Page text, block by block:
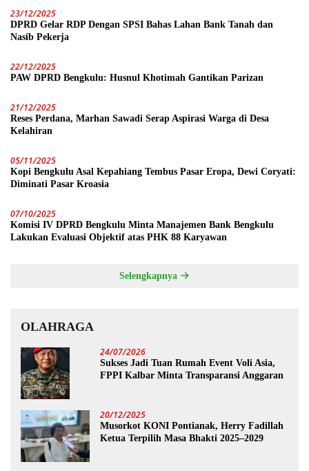
23/12/2025
DPRD Gelar RDP Dengan SPSI Bahas Lahan Bank Tanah dan
Nasib Pekerja
22/12/2025
PAW DPRD Bengkulu: Husnul Khotimah Gantikan Parizan
21/12/2025
Reses Perdana, Marhan Sawadi Serap Aspirasi Warga di Desa
Kelahiran
05/11/2025
Kopi Bengkulu Asal Kepahiang Tembus Pasar Eropa, Dewi Coryati:
Diminati Pasar Kroasia
07/10/2025
Komisi IV DPRD Bengkulu Minta Manajemen Bank Bengkulu
Lakukan Evaluasi Objektif atas PHK 88 Karyawan
Selengkapnya
OLAHRAGA
24/07/2026
Sukses Jadi Tuan Rumah Event Voli Asia,
FPPI Kalbar Minta Transparansi Anggaran
20/12/2025
Musorkot KONI Pontianak, Herry Fadillah
Ketua Terpilih Masa Bhakti 2025–2029